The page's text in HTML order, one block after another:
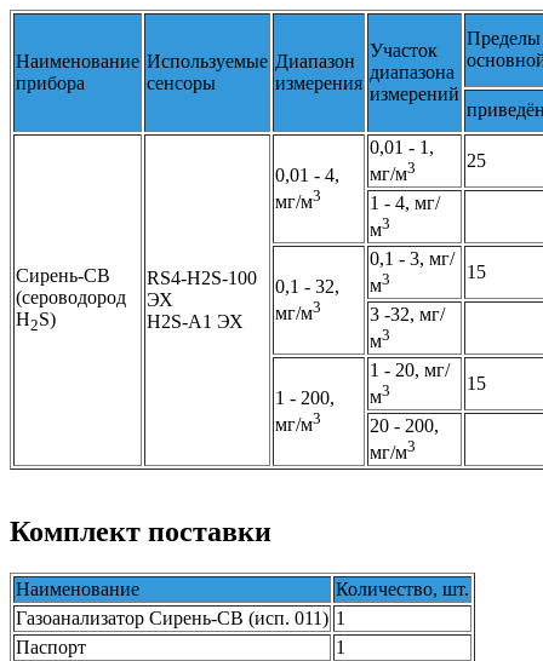
Наименование
прибора
Используемые
сенсоры
Диапазон
измерения
Участок
диапазона
измерений
Пределы
Сирень-СВ
(сероводород
H2S)
RS4-H2S-100
ЭХ
H2S-A1 ЭХ
0,01 - 4,
мг/м3
0,01 - 1,
мг/м3 25
1 - 4, мг/
м3
0,1 - 32,
мг/м3
0,1 - 3, мг/
м3 15
3 -32, мг/
м3
1 - 200,
мг/м3
1 - 20, мг/
м3 15
20 - 200,
мг/м3
Комплект поставки
Наименование
Количество, шт.
Газоанализатор Сирень-СВ (исп. 011) 1
Паспорт
1